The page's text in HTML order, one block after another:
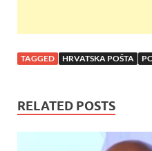
TAGGED HRVATSKA POŠTA
RELATED POSTS